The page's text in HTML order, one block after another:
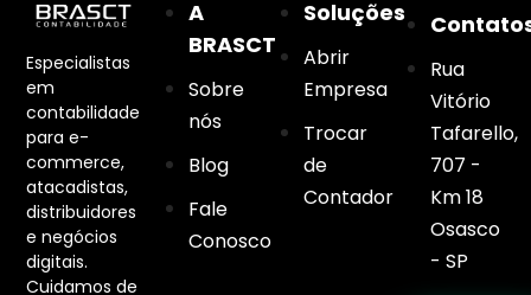
Especialistas
em
contabilidade
para e-
commerce,
atacadistas,
distribuidores
e negócios
digitais.
Cuidamos de
A
BRASCT
Sobre
nós
Blog
Fale
Conosco
Soluções
Abrir
Empresa
Trocar
de
Contador
Rua
Vitório
Tafarello,
707 -
Km 18
Osasco
- SP